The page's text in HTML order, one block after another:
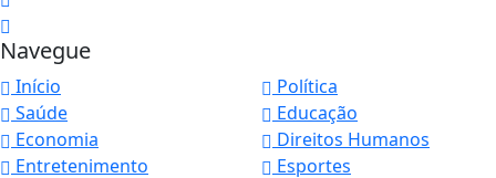
Navegue
Início
Política
Saúde
Educação
Economia
Direitos Humanos
Entretenimento
Esportes